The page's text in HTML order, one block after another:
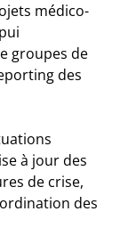
médico-
groupes de
des
à jour des
de crise,
des